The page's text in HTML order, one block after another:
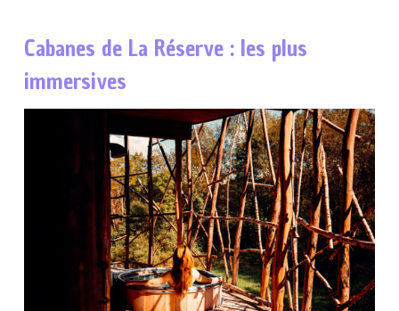
Cabanes de La Réserve : les plus
immersives